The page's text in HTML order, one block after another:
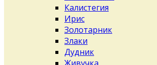
Калистегия
Ирис
Золотарник
Злаки
Дудник